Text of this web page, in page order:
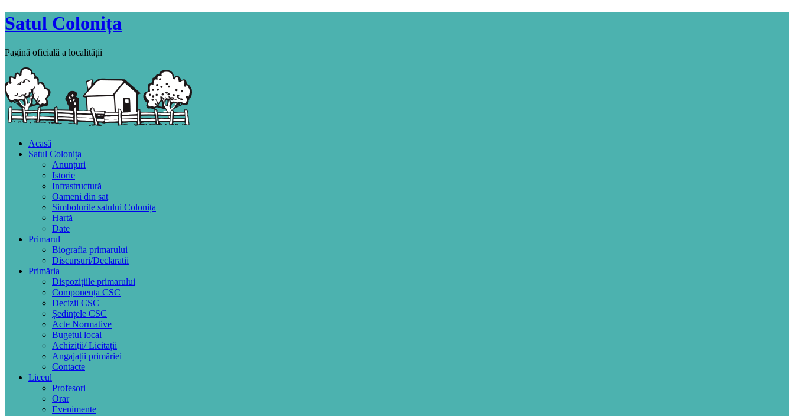
Satul Colonița
Pagină oficială a localității
Acasă
Satul Colonița
Anunțuri
Istorie
Infrastructură
Oameni din sat
Simbolurile satului Colonița
Hartă
Date
Primarul
Biografia primarului
Discursuri/Declaratii
Primăria
Dispozițiile primarului
Componența CSC
Decizii CSC
Ședințele CSC
Acte Normative
Bugetul local
Achiziţii/ Licitații
Angajații primăriei
Contacte
Liceul
Profesori
Orar
Evenimente